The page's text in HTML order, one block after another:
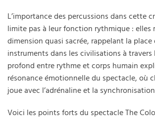
L’importance des percussions dans cette
limite pas à leur fonction rythmique : elles
dimension quasi sacrée, rappelant la place
instruments dans les civilisations à travers
profond entre rythme et corps humain
résonance émotionnelle du spectacle, où
joue avec l’adrénaline et la
Voici les points forts du spectacle The